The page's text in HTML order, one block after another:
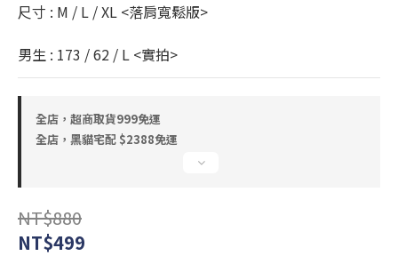
尺寸 : M / L / XL <落肩寬鬆版>
男生 : 173 / 62 / L <實拍>
全店，超商取貨999免運
全店，黑貓宅配 $2388免運
NT$880
NT$499